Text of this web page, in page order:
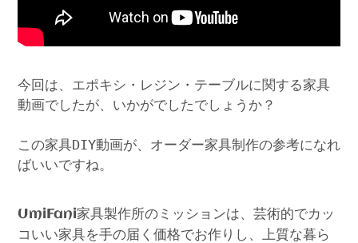
今回は、エポキシ・レジン・テーブルに関する家具
動画でしたが、いかがでしたでしょうか？
この家具DIY動画が、オーダー家具制作の参考になれ
ばいいですね。
UmiFani家具製作所のミッションは、芸術的でカッ
コいい家具を手の届く価格でお作りし、上質な暮ら